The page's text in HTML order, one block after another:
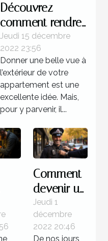
Découvrez
comment rendre
magnifique
l’extérieur de
votre maison
Jeudi 15 décembre
2022 23:56
Donner une belle vue à
l’extérieur de votre
appartement est une
excellente idée. Mais,
pour y parvenir, il...
Comment
devenir un
policier ?
Jeudi 1
décembre
2022 20:46
De nos jours,